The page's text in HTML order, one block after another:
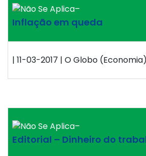
–
Inflação em queda
| 11-03-2017 | O Globo
–
Editorial – Dinheiro do